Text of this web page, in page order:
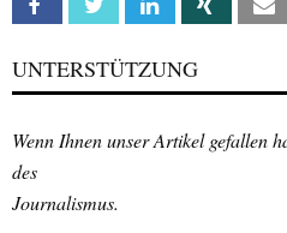
Facebook Twitter Linkedin Xing
UNTERSTÜTZUNG
Wenn Ihnen unser Artikel gefallen
des
Journalismus.